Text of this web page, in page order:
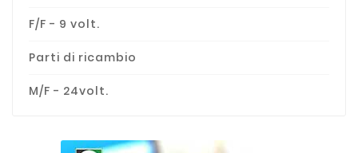
F/F - 9 volt.
Parti di ricambio
M/F - 24volt.